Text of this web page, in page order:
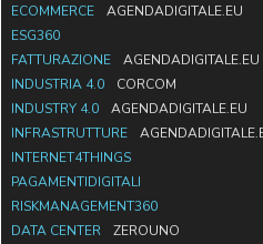
ECOMMERCE
AGENDADIGITALE.EU
ESG360
FATTURAZIONE
AGENDADIGITALE.EU
INDUSTRIA 4.0
CORCOM
INDUSTRY 4.0
AGENDADIGITALE.EU
INFRASTRUTTURE
INTERNET4THINGS
PAGAMENTIDIGITALI
RISKMANAGEMENT360
DATA CENTER
ZEROUNO